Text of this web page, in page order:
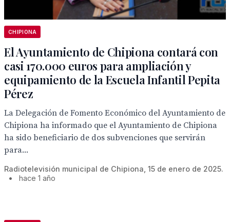
CHIPIONA
El Ayuntamiento de Chipiona contará con
casi 170.000 euros para ampliación y
equipamiento de la Escuela Infantil Pepita
Pérez
La Delegación de Fomento Económico del Ayuntamiento de
Chipiona ha informado que el Ayuntamiento de Chipiona
ha sido beneficiario de dos subvenciones que servirán
para...
Radiotelevisión municipal de Chipiona, 15 de enero de 2025.
•
hace 1 año